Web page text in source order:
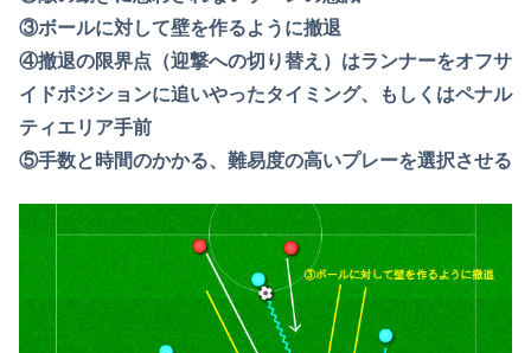
③ボールに対して壁を作るように撤退
④撤退の限界点（迎撃への切り替え）はランナーをオフサ
イドポジションに追いやったタイミング、もしくはペナル
ティエリア手前
⑤手数と時間のかかる、難易度の高いプレーを選択させる